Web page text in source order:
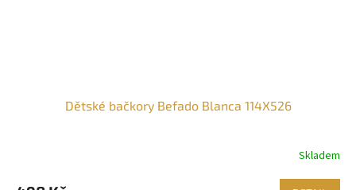
Dětské bačkory Befado Blanca 114X526
Skladem